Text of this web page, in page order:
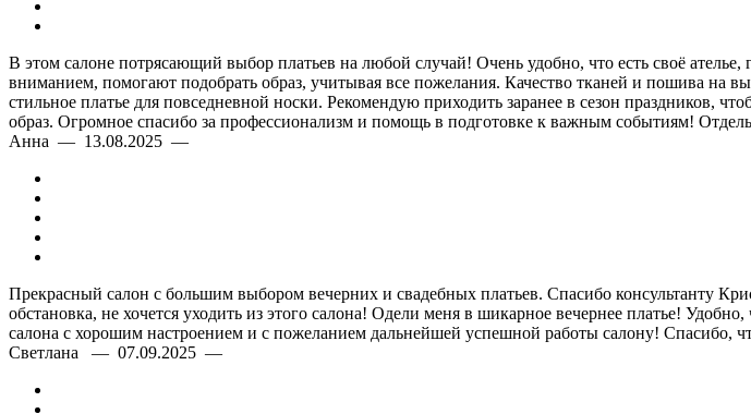
В этом салоне потрясающий выбор платьев на любой случай! Очень удобно, что есть своё
вниманием, помогают подобрать образ, учитывая все пожелания. Качество тканей и пошива на
стильное платье для повседневной носки. Рекомендую приходить заранее в сезон праздников,
образ. Огромное спасибо за профессионализм и помощь в подготовке к важным событиям!
Анна — 13.08.2025 —
Прекрасный салон с большим выбором вечерних и свадебных платьев. Спасибо консультанту
обстановка, не хочется уходить из этого салона! Одели меня в шикарное вечернее платье!
салона с хорошим настроением и с пожеланием дальнейшей успешной работы салону! Спасибо,
Светлана — 07.09.2025 —